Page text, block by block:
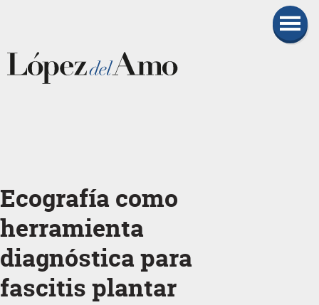
Ecografía como
herramienta
diagnóstica para
fascitis plantar